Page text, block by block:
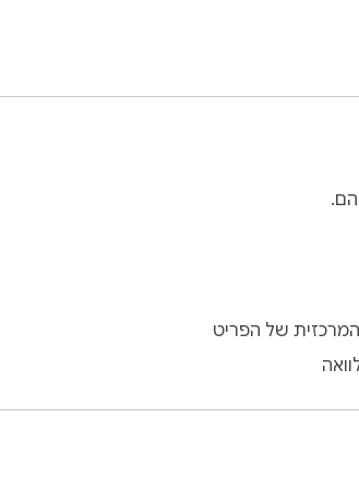
של הפריט